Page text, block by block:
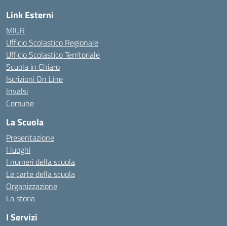
Link Esterni
MIUR
Ufficio Scolastico Regionale
Ufficio Scolastico Territoriale
Scuola in Chiaro
Iscrizioni On Line
Invalsi
Comune
La Scuola
Presentazione
I luoghi
I numeri della scuola
Le carte della scuola
Organizzazione
La storia
I Servizi